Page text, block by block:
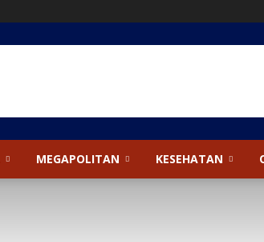
MEGAPOLITAN KESEHATAN